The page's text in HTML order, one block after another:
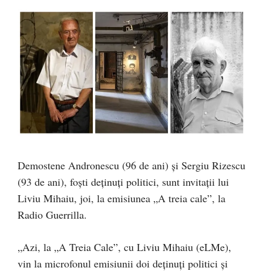
Demostene Andronescu (96 de ani) și Sergiu Rizescu
(93 de ani), foști deținuți politici, sunt invitații lui
Liviu Mihaiu, joi, la emisiunea „A treia cale”, la
Radio Guerrilla.
„Azi, la „A Treia Cale”, cu Liviu Mihaiu (eLMe),
vin la microfonul emisiunii doi deținuți politici și